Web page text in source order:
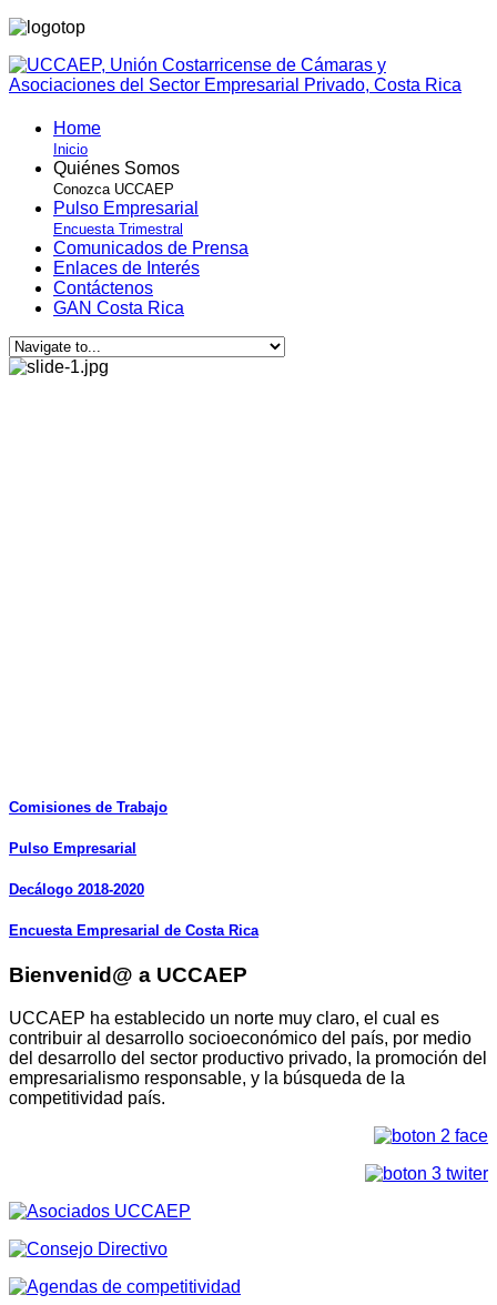
Home
Inicio
Quiénes Somos
Conozca UCCAEP
Pulso Empresarial
Encuesta Trimestral
Comunicados de Prensa
Enlaces de Interés
Contáctenos
GAN Costa Rica
Comisiones de Trabajo
Pulso Empresarial
Decálogo 2018-2020
Encuesta Empresarial de Costa Rica
Bienvenid@ a UCCAEP
UCCAEP ha establecido un norte muy claro, el cual es
contribuir al desarrollo socioeconómico del país, por medio
del desarrollo del sector productivo privado, la promoción del
empresarialismo responsable, y la búsqueda de la
competitividad país.